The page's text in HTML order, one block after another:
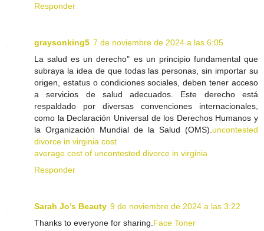
Responder
graysonking5 7 de noviembre de 2024 a las 6:05
La salud es un derecho" es un principio fundamental que
subraya la idea de que todas las personas, sin importar su
origen, estatus o condiciones sociales, deben tener acceso
a servicios de salud adecuados. Este derecho está
respaldado por diversas convenciones internacionales,
como la Declaración Universal de los Derechos Humanos y
la Organización Mundial de la Salud (OMS). uncontested
divorce in virginia cost
average cost of uncontested divorce in virginia
Responder
Sarah Jo’s Beauty 9 de noviembre de 2024 a las 3:22
Thanks to everyone for sharing. Face Toner